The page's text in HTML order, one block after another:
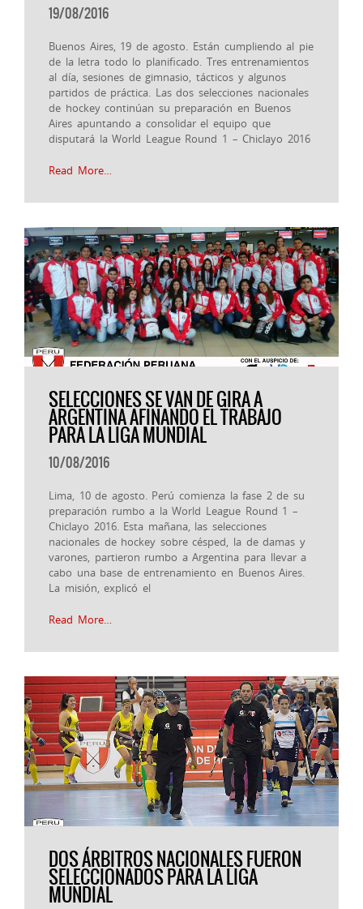
19/08/2016
Buenos Aires, 19 de agosto. Están cumpliendo al pie
de la letra todo lo planificado. Tres entrenamientos
al día, sesiones de gimnasio, tácticos y algunos
partidos de práctica. Las dos selecciones nacionales
de hockey continúan su preparación en Buenos
Aires apuntando a consolidar el equipo que
disputará la World League Round 1 – Chiclayo 2016
Read More…
SELECCIONES SE VAN DE GIRA A
ARGENTINA AFINANDO EL TRABAJO
PARA LA LIGA MUNDIAL
10/08/2016
Lima, 10 de agosto. Perú comienza la fase 2 de su
preparación rumbo a la World League Round 1 –
Chiclayo 2016. Esta mañana, las selecciones
nacionales de hockey sobre césped, la de damas y
varones, partieron rumbo a Argentina para llevar a
cabo una base de entrenamiento en Buenos Aires.
La misión, explicó el
Read More…
DOS ÁRBITROS NACIONALES FUERON
SELECCIONADOS PARA LA LIGA
MUNDIAL